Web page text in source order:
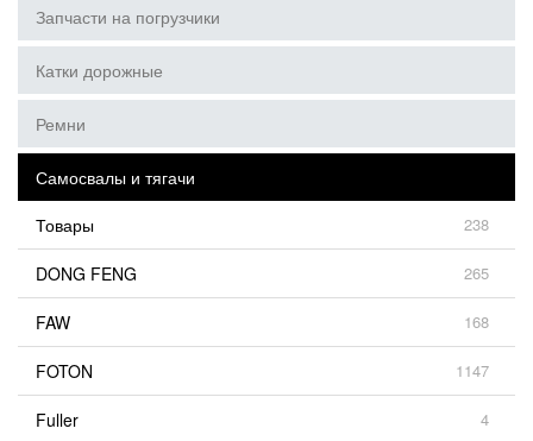
Запчасти на погрузчики
Катки дорожные
Ремни
Самосвалы и тягачи
Товары
238
DONG FENG 265
FAW 168
FOTON 1147
Fuller 4